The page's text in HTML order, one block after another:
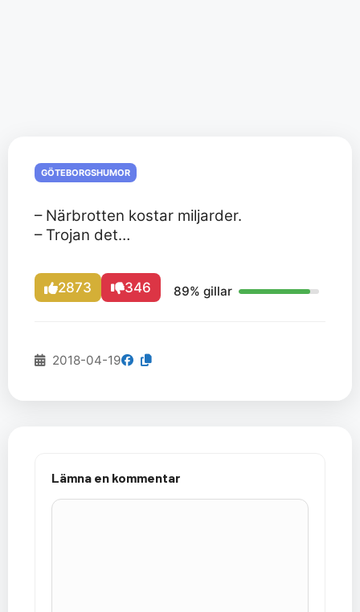
GÖTEBORGSHUMOR
– Närbrotten kostar miljarder.
– Trojan det…
2873 346 89% gillar
2018-04-19
Lämna en kommentar
Kommentar